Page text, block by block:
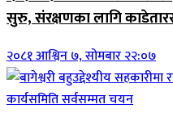
सुरु, संरक्षणका लागि
२०८१ आश्विन ७, सोमबार २२:०७